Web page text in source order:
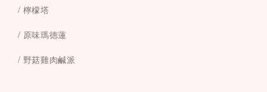
/ 檸檬塔
/ 原味瑪德蓮
/ 野菇雞肉鹹派